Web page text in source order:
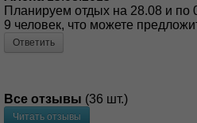
Планируем отдых на 28.08 и по
9 человек, что можете
Ответить
Все отзывы (36 шт.)
Читать отзывы